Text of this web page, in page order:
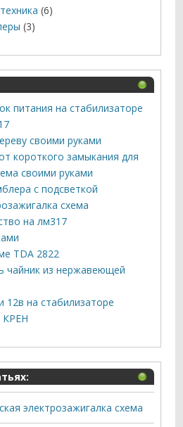
(6)
(3)
питания на стабилизаторе
своими руками
короткого замыкания для
своими руками
с подсветкой
схема
на лм317
TDA 2822
чайник из нержавеющей
12в на стабилизаторе
КРЕН
электрозажигалка схема